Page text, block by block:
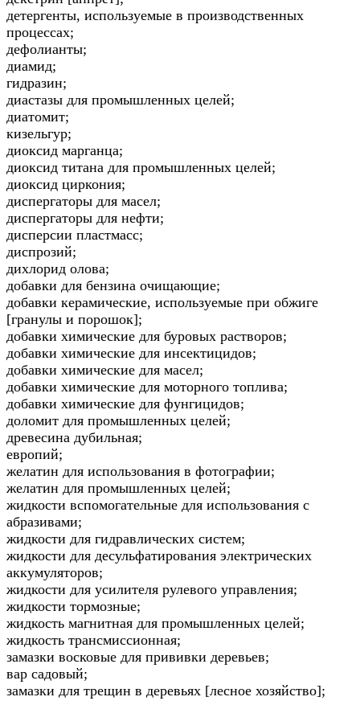
детергенты, используемые в производственных
процессах;
дефолианты;
диамид;
гидразин;
диастазы для промышленных целей;
диатомит;
кизельгур;
диоксид марганца;
диоксид титана для промышленных целей;
диоксид циркония;
диспергаторы для масел;
диспергаторы для нефти;
дисперсии пластмасс;
диспрозий;
дихлорид олова;
добавки для бензина очищающие;
добавки керамические, используемые при обжиге
[гранулы и порошок];
добавки химические для буровых растворов;
добавки химические для инсектицидов;
добавки химические для масел;
добавки химические для моторного топлива;
добавки химические для фунгицидов;
доломит для промышленных целей;
древесина дубильная;
европий;
желатин для использования в фотографии;
желатин для промышленных целей;
жидкости вспомогательные для использования с
абразивами;
жидкости для гидравлических систем;
жидкости для десульфатирования электрических
аккумуляторов;
жидкости для усилителя рулевого управления;
жидкости тормозные;
жидкость магнитная для промышленных целей;
жидкость трансмиссионная;
замазки восковые для прививки деревьев;
вар садовый;
замазки для трещин в деревьях [лесное хозяйство];